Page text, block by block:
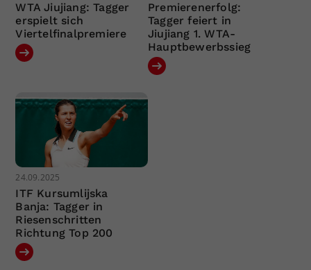
WTA Jiujiang: Tagger
erspielt sich
Viertelfinalpremiere
Premierenerfolg:
Tagger feiert in
Jiujiang 1. WTA-
Hauptbewerbssieg
24.09.2025
ITF Kursumlijska
Banja: Tagger in
Riesenschritten
Richtung Top 200